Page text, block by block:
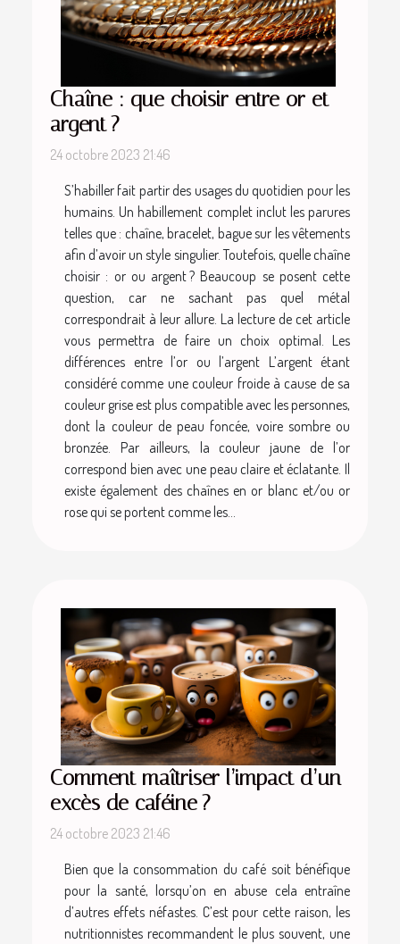
Chaîne : que choisir entre or et
argent ?
24 octobre 2023 21:46
S’habiller fait partir des usages du quotidien pour les
humains. Un habillement complet inclut les parures
telles que : chaîne, bracelet, bague sur les vêtements
afin d’avoir un style singulier. Toutefois, quelle chaîne
choisir : or ou argent ? Beaucoup se posent cette
question, car ne sachant pas quel métal
correspondrait à leur allure. La lecture de cet article
vous permettra de faire un choix optimal. Les
différences entre l’or ou l’argent L’argent étant
considéré comme une couleur froide à cause de sa
couleur grise est plus compatible avec les personnes,
dont la couleur de peau foncée, voire sombre ou
bronzée. Par ailleurs, la couleur jaune de l’or
correspond bien avec une peau claire et éclatante. Il
existe également des chaînes en or blanc et/ou or
rose qui se portent comme les...
Comment maîtriser l’impact d’un
excès de caféine ?
24 octobre 2023 21:46
Bien que la consommation du café soit bénéfique
pour la santé, lorsqu’on en abuse cela entraîne
d’autres effets néfastes. C’est pour cette raison, les
nutritionnistes recommandent le plus souvent, une